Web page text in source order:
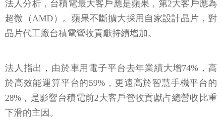
法人分析，台積電最大客戶應是蘋果，第2大客戶應為
超微（AMD）。蘋果不斷擴大採用自家設計晶片，對
晶片代工廠台積電營收貢獻持續增加。
法人指出，由於車用電子平台去年業績大增74%，高
於高效能運算平台的59%，更遠高於智慧手機平台的
28%，是影響台積電前2大客戶營收貢獻占總營收比重
下滑的主因。